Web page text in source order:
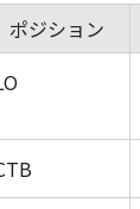
ポジション